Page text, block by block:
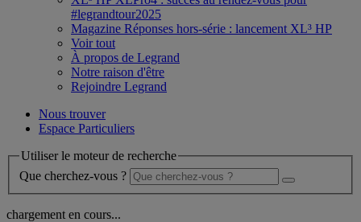
#legrandtour2025
Magazine Réponses hors-série : lancement XL³ HP
Voir tout
À propos de Legrand
Notre raison d'être
Rejoindre Legrand
Nous trouver
Espace Particuliers
Utiliser le moteur de recherche
Que cherchez-vous ?
chargement en cours...